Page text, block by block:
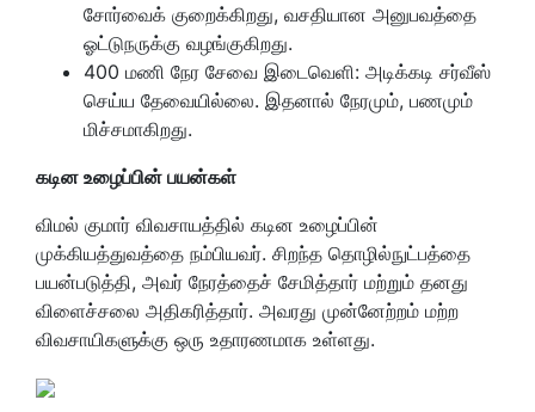
சோர்வைக் குறைக்கிறது, வசதியான அனுபவத்தை
ஓட்டுநருக்கு வழங்குகிறது.
400 மணி நேர சேவை இடைவெளி: அடிக்கடி சர்வீஸ்
செய்ய தேவையில்லை. இதனால் நேரமும், பணமும்
மிச்சமாகிறது.
கடின உழைப்பின் பயன்கள்
விமல் குமார் விவசாயத்தில் கடின உழைப்பின்
முக்கியத்துவத்தை நம்பியவர். சிறந்த தொழில்நுட்பத்தை
பயன்படுத்தி, அவர் நேரத்தைச் சேமித்தார் மற்றும் தனது
விளைச்சலை அதிகரித்தார். அவரது முன்னேற்றம் மற்ற
விவசாயிகளுக்கு ஒரு உதாரணமாக உள்ளது.